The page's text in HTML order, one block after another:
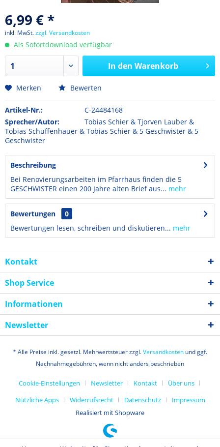
6,99 € *
inkl. MwSt.zzgl. Versandkosten
Als Sofortdownload verfügbar
In den Warenkorb
Merken Bewerten
Artikel-Nr.:
C-24484168
Sprecher/Autor:
Tobias Schier & Tjorven Lauber &
Tobias Schuffenhauer & Tobias Schier & 5 Geschwister & 5
Geschwister
Beschreibung
Bei Renovierungsarbeiten im Pfarrhaus finden die 5
GESCHWISTER einen 200 Jahre alten Brief aus... mehr
Bewertungen
0
Bewertungen lesen, schreiben und diskutieren... mehr
Kontakt
Shop Service
Informationen
Newsletter
* Alle Preise inkl. gesetzl. Mehrwertsteuer zzgl.Versandkosten und ggf.
Nachnahmegebühren, wenn nicht anders beschrieben
Cookie-Einstellungen Newsletter Kontakt
Über uns
Nützliche Apps
Widerrufsrecht Datenschutz
Impressum
Realisiert mit Shopware